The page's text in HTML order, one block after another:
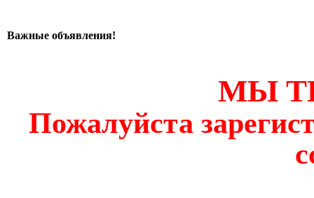
Важные объявления!
МЫ
Пожалуйста